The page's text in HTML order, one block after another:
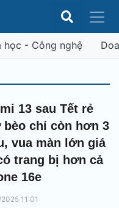
học - Công nghệ
13 sau Tết rẻ
bèo chỉ còn hơn 3
vua màn lớn giá
trang bị hơn cả
16e
11:01